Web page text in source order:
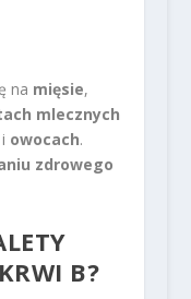
na mięsie,
mlecznych
i owocach.
zdrowego
B?